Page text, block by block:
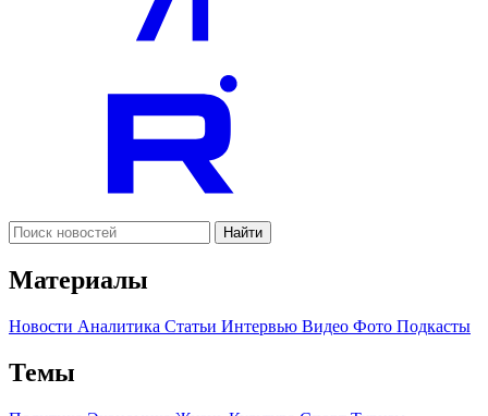
Найти
Материалы
Новости Аналитика Статьи Интервью Видео Фото Подкасты
Темы